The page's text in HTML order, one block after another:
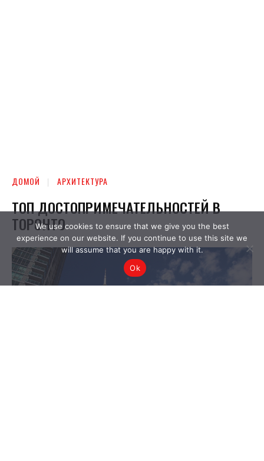
We use cookies to ensure that we give you the best
experience on our website. If you continue to use this site we
will assume that you are happy with it.
Ok